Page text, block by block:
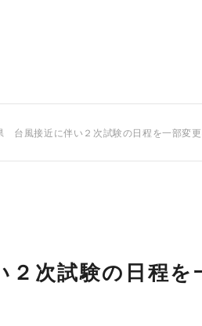
台風接近に伴い２次試験の日程を一部変
次試験の日程を